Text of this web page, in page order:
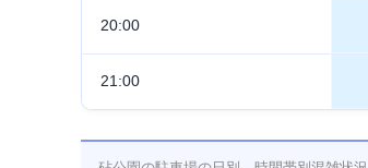
20:00
21:00